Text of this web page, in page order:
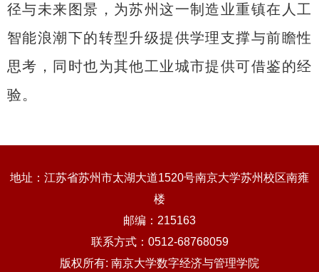
径与未来图景，为苏州这一制造业重镇在人工
智能浪潮下的转型升级提供学理支撑与前瞻性
思考，同时也为其他工业城市提供可借鉴的经
验。
地址：江苏省苏州市太湖大道1520号南京大学苏州校区南雍
楼
邮编：215163
联系方式：0512-68768059
版权所有: 南京大学数字经济与管理学院